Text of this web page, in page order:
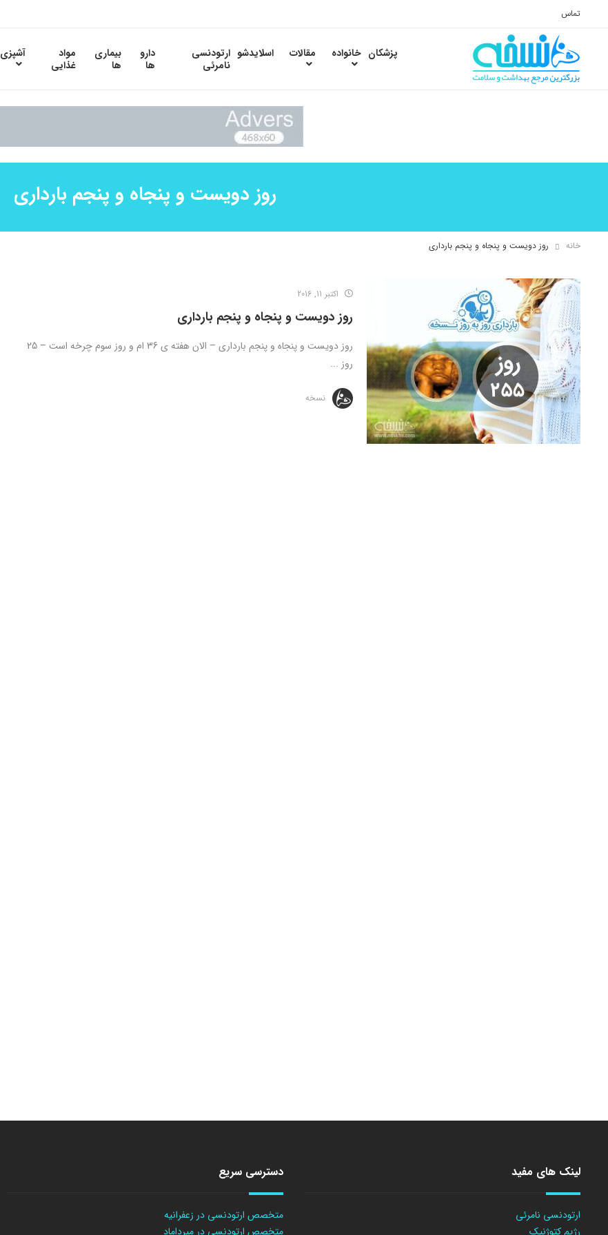
تماس
پزشکان خانواده مقالات اسلایدشو ارتودنسی
نامرئی
دارو
ها
بیماری
ها
مواد
غذایی
آشپزی
روز دویست و پنجاه و پنجم بارداری
خانه روز دویست و پنجاه و پنجم بارداری
اکتبر 11, 2016
روز دویست و پنجاه و پنجم بارداری
روز دویست و پنجاه و پنجم بارداری – الان هفته ی 36 ام و روز سوم چرخه است – 25
روز ...
نسخه
لینک های مفید
ارتودنسی نامرئی
رژیم کتوژنیک
دسترسی سریع
متخصص ارتودنسی در زعفرانیه
متخصص ارتودنسی در میرداماد